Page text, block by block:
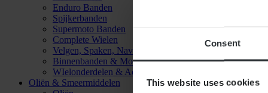
Consent
This website uses cookies
Enduro Banden
Spijkerbanden
Supermoto Banden
Complete Wielen
Velgen, Spaken, Naven & Lagers
Binnenbanden & Mousses
WIelonderdelen & Accessoires
Oliën & Smeermiddelen